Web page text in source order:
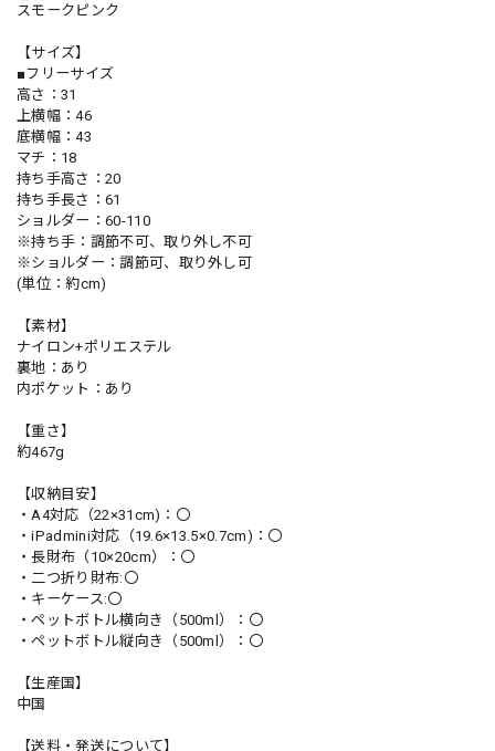
スモークピンク
【サイズ】
■フリーサイズ
高さ：31
上横幅：46
底横幅：43
マチ：18
持ち手高さ：20
持ち手長さ：61
ショルダー：60-110
※持ち手：調節不可、取り外し不可
※ショルダー：調節可、取り外し可
(単位：約cm)
【素材】
ナイロン+ポリエステル
裏地：あり
内ポケット：あり
【重さ】
約467g
【収納目安】
・A4対応（22×31cm)：〇
・iPadmini対応（19.6×13.5×0.7cm)：〇
・長財布（10×20cm）：〇
・二つ折り財布:〇
・キーケース:〇
・ペットボトル横向き（500ml）：〇
・ペットボトル縦向き（500ml）：〇
【生産国】
中国
【送料・発送について】